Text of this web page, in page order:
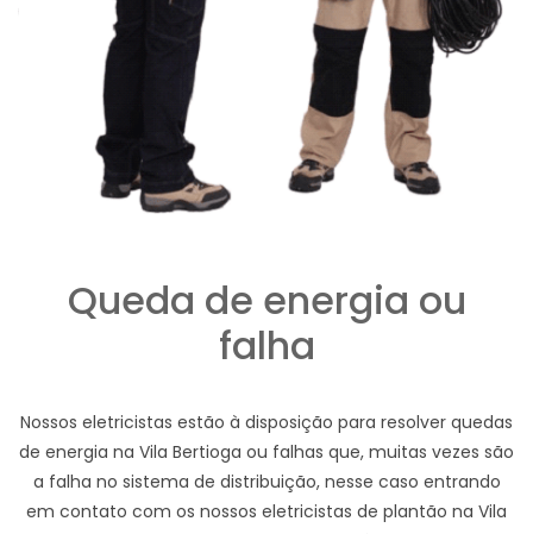
Queda de energia ou
falha
Nossos eletricistas estão à disposição para resolver quedas
de energia na Vila Bertioga ou falhas que, muitas vezes são
a falha no sistema de distribuição, nesse caso entrando
em contato com os nossos eletricistas de plantão na Vila